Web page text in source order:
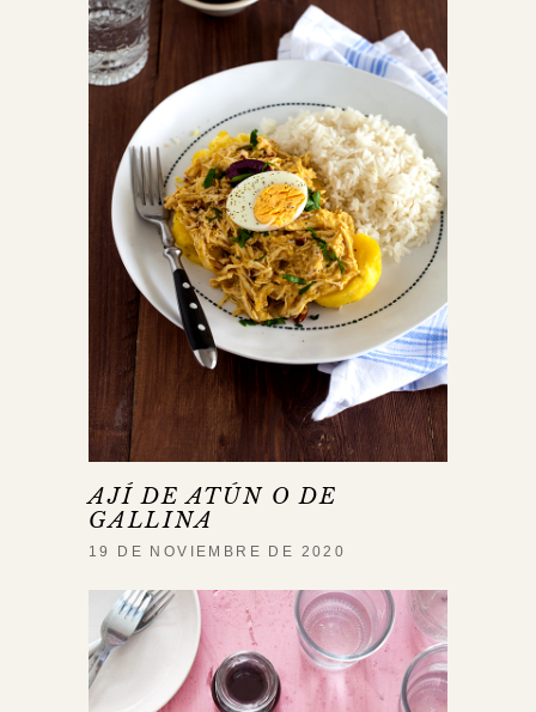
AJÍ DE ATÚN O DE
GALLINA
19 DE NOVIEMBRE DE 2020